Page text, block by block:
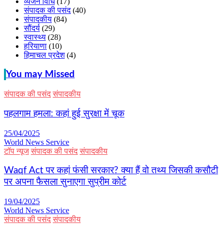
संपादक की पसंद(40)
संपादकीय (84)
सौंदर्य (29)
स्वास्थ्य (28)
हरियाणा (10)
हिमाचल प्रदेश(4)
You may Missed
संपादक की पसंद संपादकीय
पहलगाम हमला: कहां हुई सुरक्षा में चूक
25/04/2025
World News Service
टॉप न्यूज संपादक की पसंद संपादकीय
Waqf Act पर कहां फंसी सरकार? क्या हैं वो तथ्य जिसकी कसौटी
पर अपना फैसला सुनाएगा सुप्रीम कोर्ट
19/04/2025
World News Service
संपादक की पसंद संपादकीय